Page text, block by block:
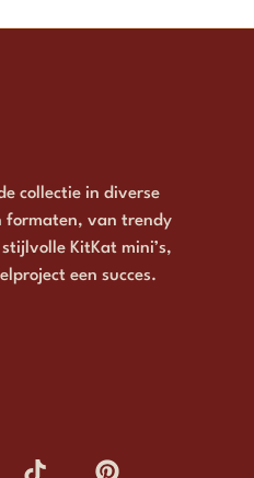
collectie in diverse
formaten, van trendy
KitKat mini’s,
een succes.